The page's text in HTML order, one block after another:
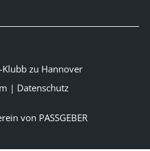
zu Hannover
| Datenschutz
von PASSGEBER